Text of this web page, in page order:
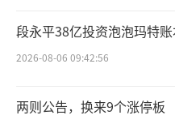
早些时候，日本化工
元收购瑞典生物技术
疗IgA肾病）等。
段永平38亿投资泡泡玛特
2026-08-06 09:42:56
两则公告，换来9个涨停板